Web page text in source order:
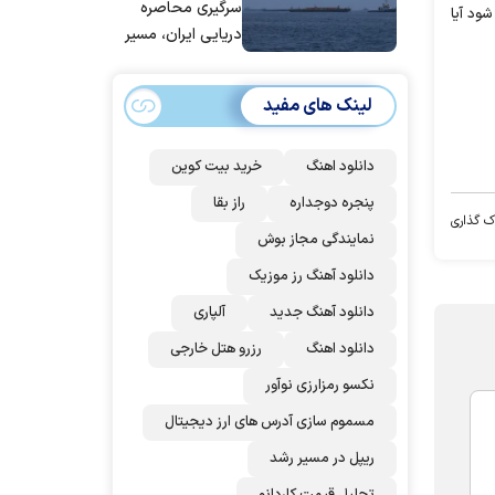
آیا
گذاری
پاکستان می
سرگیری محاصره
دریایی ایران، مسیر
تغییر داده‌ایم
لینک های مفید
دانلود اهنگ
خرید بیت کوین
پنجره دوجداره
راز بقا
نمایندگی مجاز بوش
دانلود آهنگ رز‌ موزیک
دانلود آهنگ جدید
آلپاری
دانلود اهنگ
رزرو هتل خارجی
نکسو رمزارزی نوآور
مسموم سازی آدرس های ارز دیجیتال
ریپل در مسیر رشد